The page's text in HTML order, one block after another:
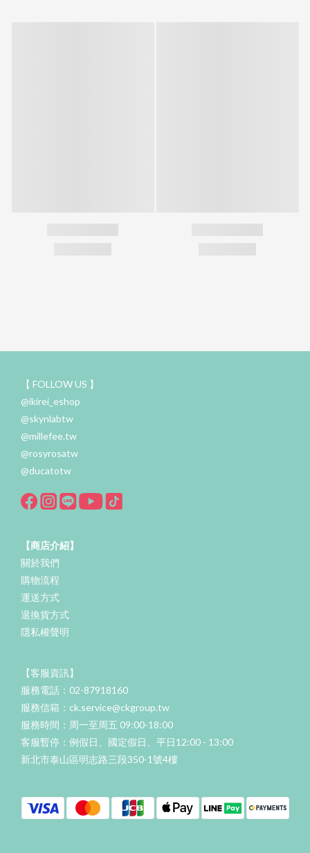
【 FOLLOW US 】
@ikirei_eshop
@skynlabtw
@millefee.tw
@rosyrosatw
@ducatotw
【商店介紹】
關於我們
購物流程
運送方式
退換貨方式
隱私權聲明
【客服資訊】
服務電話：02-87918160
服務信箱：ck.service@ckgroup.tw
服務時間：周一至周五 09:00-18:00
客服暫停：例假日、國定假日、平日12:00 - 13:00
新北市泰山區明志路三段350-1號4樓